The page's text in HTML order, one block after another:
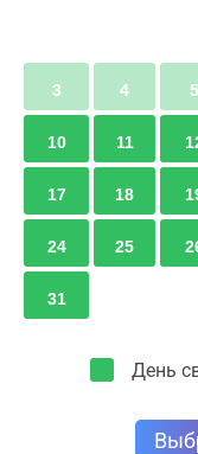
3 4 5
10 11
17 18
24 25
31
День